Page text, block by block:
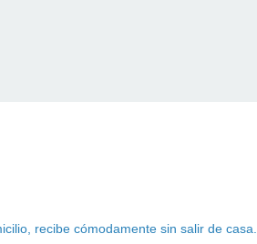
recibe cómodamente sin salir de casa.